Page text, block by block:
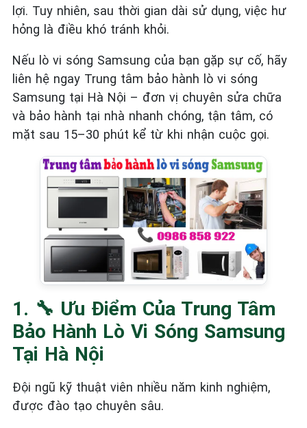
lợi. Tuy nhiên, sau thời gian dài sử dụng, việc hư
hỏng là điều khó tránh khỏi.
Nếu lò vi sóng Samsung của bạn gặp sự cố, hãy
liên hệ ngay Trung tâm bảo hành lò vi sóng
Samsung tại Hà Nội – đơn vị chuyên sửa chữa
và bảo hành tại nhà nhanh chóng, tận tâm, có
mặt sau 15–30 phút kể từ khi nhận cuộc gọi.
1. ‍🔧 Ưu Điểm Của Trung Tâm
Bảo Hành Lò Vi Sóng Samsung
Tại Hà Nội
Đội ngũ kỹ thuật viên nhiều năm kinh nghiệm,
được đào tạo chuyên sâu.